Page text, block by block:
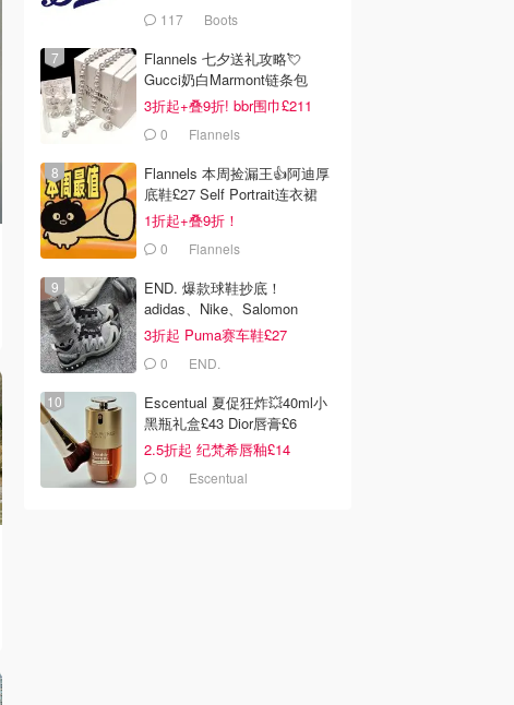
117 Boots
Flannels 七夕送礼攻略💘
Gucci奶白Marmont链条包
£719
3折起+叠9折! bbr围巾£211
0 Flannels
Flannels 本周捡漏王👍阿迪厚
底鞋£27 Self Portrait连衣裙
£63
1折起+叠9折！
0 Flannels
END. 爆款球鞋抄底！
adidas、Nike、Salomon
3折起 Puma赛车鞋£27
0 END.
Escentual 夏促狂炸💥40ml小
黑瓶礼盒£43 Dior唇膏£6
2.5折起 纪梵希唇釉£14
0 Escentual